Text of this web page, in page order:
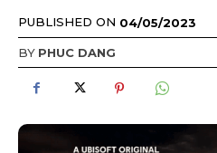
PUBLISHED ON 04/05/2023
BY PHUC DANG